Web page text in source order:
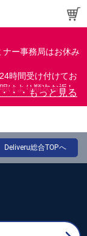
ー事務局はお休み
時間受け付けてお
けより順次お返し
Deliveru総合TOPへ